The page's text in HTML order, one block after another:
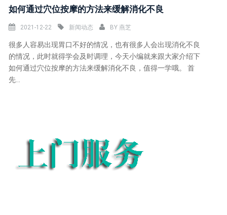
如何通过穴位按摩的方法来缓解消化不良
2021-12-22 新闻动态 BY燕芝
很多人容易出现胃口不好的情况，也有很多人会出现消化不良
的情况，此时就得学会及时调理，今天小编就来跟大家介绍下
如何通过穴位按摩的方法来缓解消化不良，值得一学哦。 首
先...